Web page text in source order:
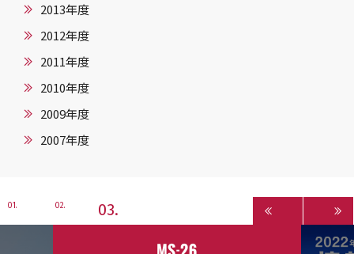
2013年度
2012年度
2011年度
2010年度
2009年度
2007年度
1 2 3